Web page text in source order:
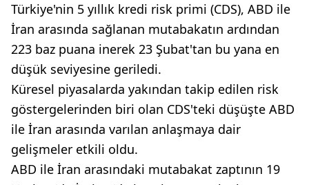
Türkiye'nin 5 yıllık kredi risk primi (CDS), ABD ile
İran arasında sağlanan mutabakatın ardından
223 baz puana inerek 23 Şubat'tan bu yana en
düşük seviyesine geriledi.
Küresel piyasalarda yakından takip edilen risk
göstergelerinden biri olan CDS'teki düşüşte ABD
ile İran arasında varılan anlaşmaya dair
gelişmeler etkili oldu.
ABD ile İran arasındaki mutabakat zaptının 19